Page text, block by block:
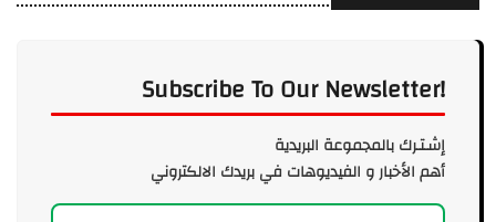
Subscribe To Our Newsletter!
إشـتـرك بالمجموعة البريدية
أهم الأخبار و الفيديوهات في بريدك الالكتروني